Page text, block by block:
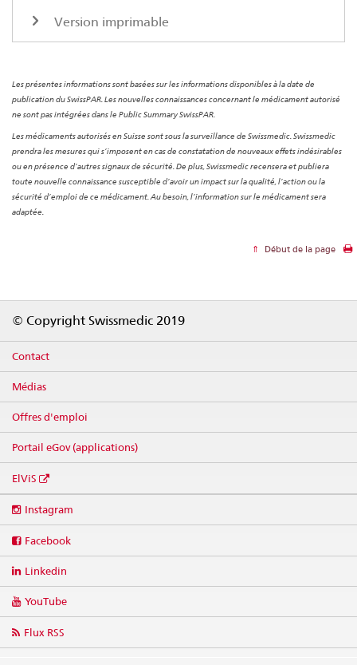
Version imprimable
Les présentes informations sont basées sur les informations disponibles à la date de
publication du SwissPAR. Les nouvelles connaissances concernant le médicament autorisé
ne sont pas intégrées dans le Public Summary SwissPAR.
Les médicaments autorisés en Suisse sont sous la surveillance de Swissmedic. Swissmedic
prendra les mesures qui s’imposent en cas de constatation de nouveaux effets indésirables
ou en présence d’autres signaux de sécurité. De plus, Swissmedic recensera et publiera
toute nouvelle connaissance susceptible d’avoir un impact sur la qualité, l’action ou la
sécurité d’emploi de ce médicament. Au besoin, l’information sur le médicament sera
adaptée.
Début de la page
© Copyright Swissmedic 2019
Contact
Médias
Offres d'emploi
Portail eGov (applications)
ElViS
media
Instagram
Facebook
Linkedin
YouTube
Flux RSS